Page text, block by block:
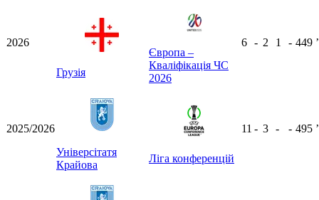
2026
Грузія
Європа –
Кваліфікація ЧС
2026
6 - 2 1 - 449 ʼ
2025/2026
Універсітатя
Крайова
Ліга конференцій
11 - 3 - - 495 ʼ